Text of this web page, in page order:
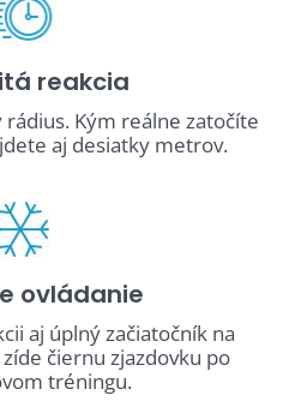
reakcia
rádius. Kým reálne zatočíte
aj desiatky metrov.
ovládanie
aj úplný začiatočník na
čiernu zjazdovku po
tréningu.